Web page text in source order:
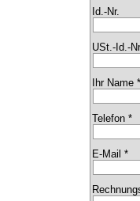
Id.-Nr.
USt.-Id.-
Ihr Name
Telefon *
E-Mail *